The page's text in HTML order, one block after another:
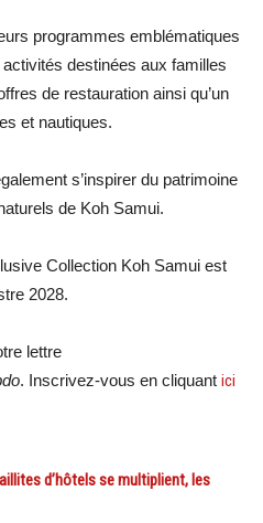
programmes emblématiques
destinées aux familles
de restauration ainsi qu’un
et nautiques.
s’inspirer du patrimoine
de Koh Samui.
Collection Koh Samui est
2028.
lettre
. Inscrivez-vous en cliquant ici
d’hôtels se multiplient, les